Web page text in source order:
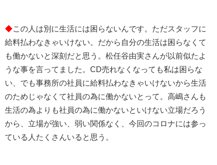
◆この人は別に生活には困らないんです。ただスタッフに
給料払わなきゃいけない。だから自分の生活は困らなくて
も働かないと深刻だと思う。松任谷由実さんが以前似たよ
うな事を言ってました。CD売れなくなっても私は困らな
い、でも事務所の社員に給料払わなきゃいけないから生活
のためじゃなくて社員の為に働かないとって。高嶋さんも
生活の為よりも社員の為に働かないといけない立場だろう
から、立場が強い、弱い関係なく、今回のコロナには参っ
ている人たくさんいると思う。